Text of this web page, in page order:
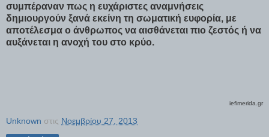
συμπέραναν πως η ευχάριστες αναμνήσεις
δημιουργούν ξανά εκείνη τη σωματική ευφορία, με
αποτέλεσμα ο άνθρωπος να αισθάνεται πιο ζεστός ή να
αυξάνεται η ανοχή του στο κρύο.
iefimerida.gr
Unknown στις Νοεμβρίου 27, 2013